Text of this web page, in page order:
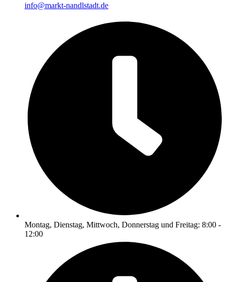
info@markt-nandlstadt.de
Montag, Dienstag, Mittwoch, Donnerstag und Freitag: 8:00 -
12:00